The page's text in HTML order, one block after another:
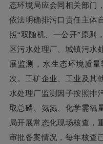
态环境局应会同相关部门
依法明确排污口责任主体
照“双随机、一公开”原则
区污水处理厂、城镇污水
展监测，水生态环境质
次。工矿企业、工业及其
水处理厂监测因子按照排
取总磷、氨氮、化学需氧
局开展常态化现场核查，
审批备案情况，每年核查